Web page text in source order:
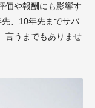
価や報酬にも影響す
、10年先までサバ
言うまでもありませ